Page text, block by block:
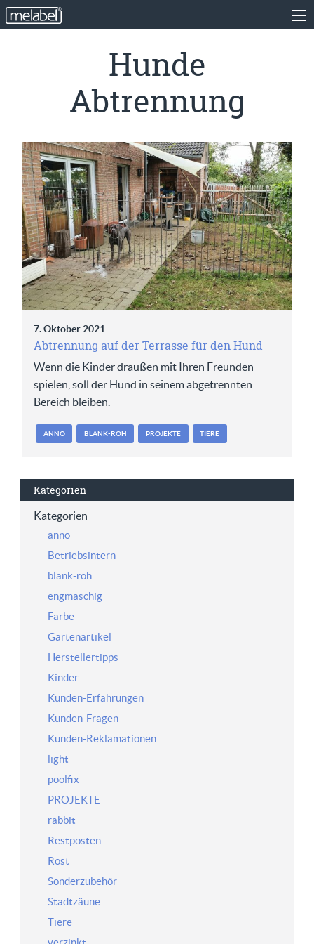
Hunde
Abtrennung
7. Oktober 2021
Abtrennung auf der Terrasse für den Hund
Wenn die Kinder draußen mit Ihren Freunden
spielen, soll der Hund in seinem abgetrennten
Bereich bleiben.
ANNO BLANK-ROH PROJEKTE TIERE
Kategorien
Kategorien
anno
Betriebsintern
blank-roh
engmaschig
Farbe
Gartenartikel
Herstellertipps
Kinder
Kunden-Erfahrungen
Kunden-Fragen
Kunden-Reklamationen
light
poolfix
PROJEKTE
rabbit
Restposten
Rost
Sonderzubehör
Stadtzäune
Tiere